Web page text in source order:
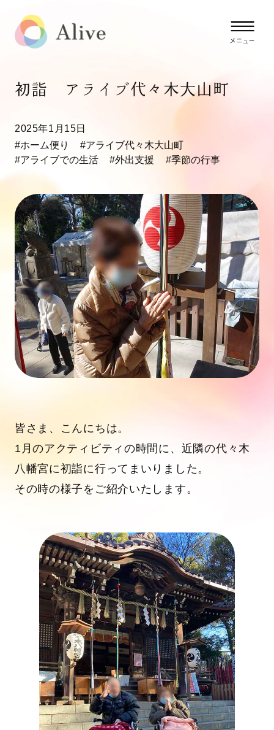
初詣 アライブ代々木大山町
2025年1月15日
#ホーム便り
#アライブ代々木大山町
#アライブでの生活
#外出支援 #季節の行事
皆さま、こんにちは。
1月のアクティビティの時間に、近隣の代々木
八幡宮に初詣に行ってまいりました。
その時の様子をご紹介いたします。